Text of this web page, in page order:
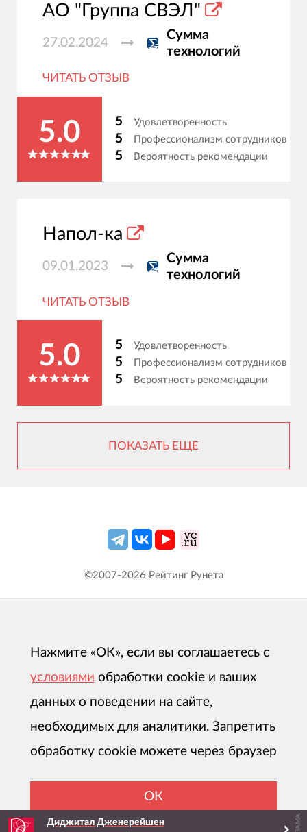
АО "Группа СВЭЛ"
27.02.2024
Сумма
технологий
ЧИТАТЬ ОТЗЫВ
5.0 5 Удовлетворенность
5 Профессионализм сотрудников
5 Вероятность рекомендации
Напол-ка
09.01.2023
Сумма
технологий
ЧИТАТЬ ОТЗЫВ
5.0 5 Удовлетворенность
5 Профессионализм сотрудников
5 Вероятность рекомендации
ПОКАЗАТЬ ЕЩЕ
Диджитал Дженерейшен
©2007-2026 Рейтинг Рунета
Нажмите «ОК», если вы соглашаетесь с
условиями обработки cookie и ваших
данных о поведении на сайте,
необходимых для аналитики. Запретить
обработку cookie можете через браузер
ОК